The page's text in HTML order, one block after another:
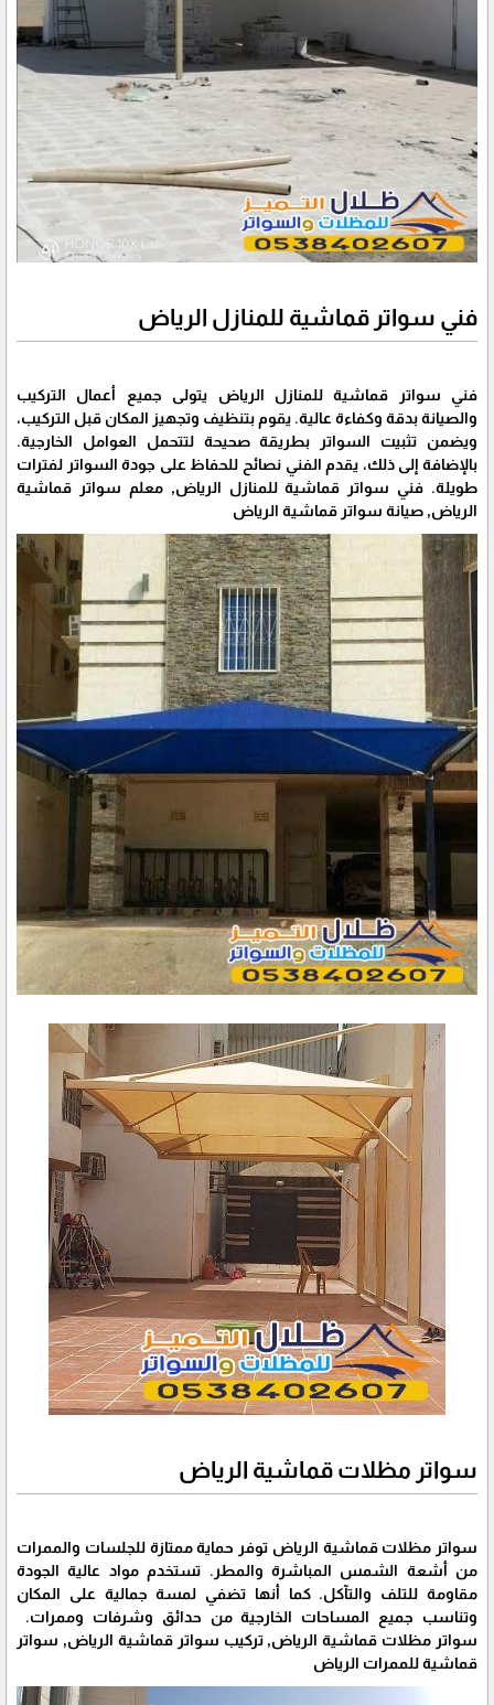
فني سواتر قماشية للمنازل الرياض
فني سواتر قماشية للمنازل الرياض يتولى جميع أعمال التركيب
والصيانة بدقة وكفاءة عالية. يقوم بتنظيف وتجهيز المكان قبل التركيب،
ويضمن تثبيت السواتر بطريقة صحيحة لتتحمل العوامل الخارجية.
بالإضافة إلى ذلك، يقدم الفني نصائح للحفاظ على جودة السواتر لفترات
طويلة. فني سواتر قماشية للمنازل الرياض, معلم سواتر قماشية
الرياض, صيانة سواتر قماشية الرياض
سواتر مظلات قماشية الرياض
سواتر مظلات قماشية الرياض توفر حماية ممتازة للجلسات والممرات
من أشعة الشمس المباشرة والمطر. تستخدم مواد عالية الجودة
مقاومة للتلف والتآكل. كما أنها تضفي لمسة جمالية على المكان
وتناسب جميع المساحات الخارجية من حدائق وشرفات وممرات.
سواتر مظلات قماشية الرياض, تركيب سواتر قماشية الرياض, سواتر
قماشية للممرات الرياض